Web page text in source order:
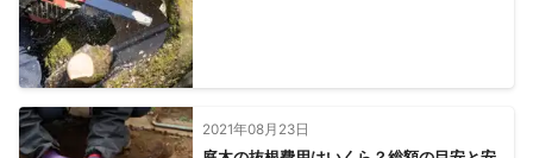
2021年08月23日